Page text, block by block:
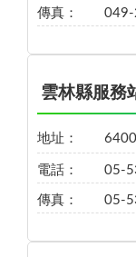
傳真：
雲林縣服務
地址：
電話： 05-
傳真： 05-